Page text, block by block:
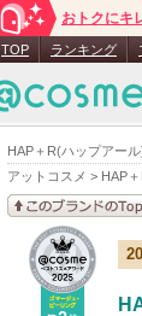
HAP＋R(ハップアー
アットコスメ > HAP
おトクにキ
TOP ランキング
このブランドの情
見る